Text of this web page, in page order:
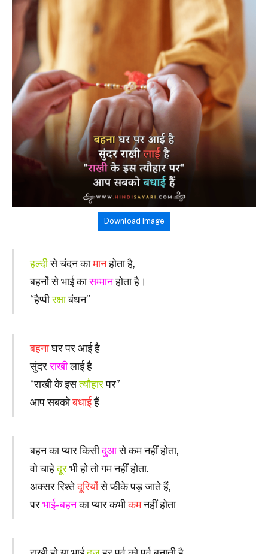
Download Image
हल्दीसे चंदन कामानहोता है,
बहनों से भाई कासम्मानहोता है।
“हैप्पीरक्षाबंधन”
बहनाघर पर आई है
सुंदरराखीलाई है
“राखी के इसत्यौहारपर”
आप सबकोबधाईहैं
बहन का प्यार किसीदुआसे कम नहीं होता,
वो चाहेदूरभी हो तो गम नहीं होता.
अक्सर रिश्तेदूरियोंसे फीके पड़ जाते हैं,
परभाई-बहनका प्यार कभीकमनहीं होता